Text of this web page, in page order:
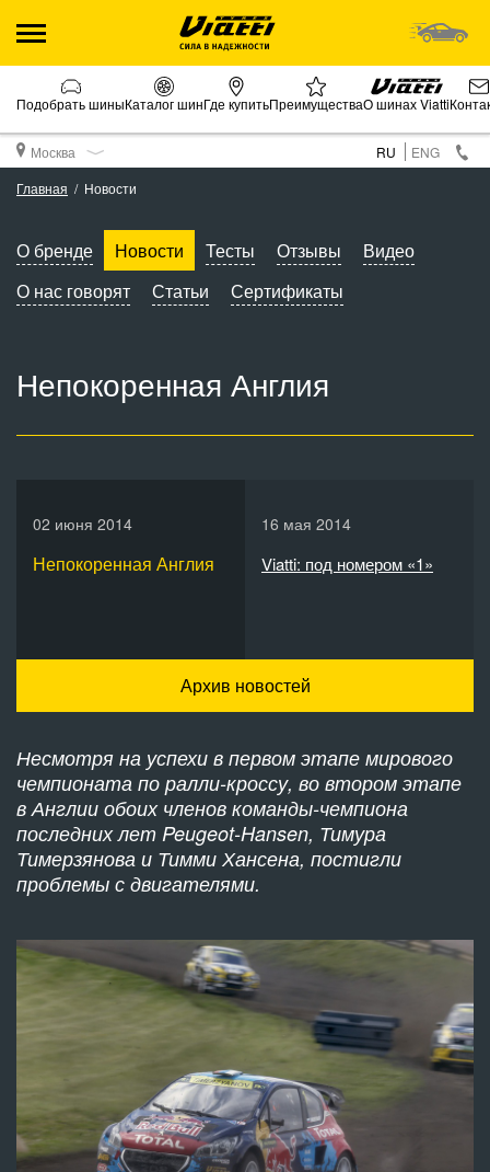
Подобрать шиныКаталог шинГде купитьПреимуществаО шинах Viatti
Москва RU
ENG
Главная
Новости
О бренде Новости Тесты Отзывы
Видео
О нас говорят
Статьи Сертификаты
Непокоренная Англия
02 июня 2014
Непокоренная Англия
16 мая 2014
Viatti: под номером «1»
Архив новостей
Несмотря на успехи в первом этапе мирового
чемпионата по ралли-кроссу, во втором этапе
в Англии обоих членов команды-чемпиона
последних лет Peugeot-Hansen, Тимура
Тимерзянова и Тимми Хансена, постигли
проблемы с двигателями.